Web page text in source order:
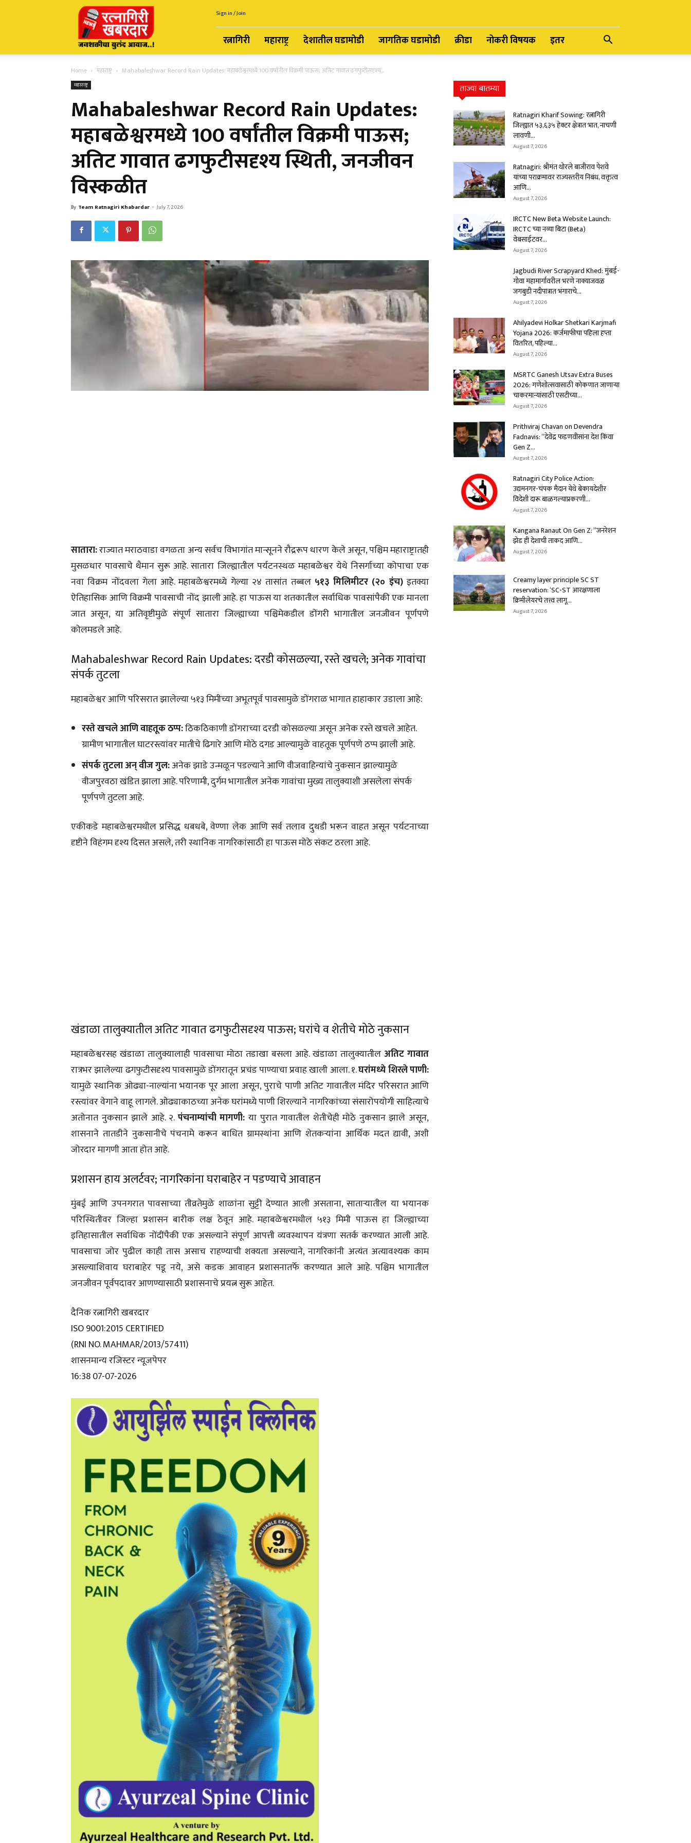
Ratnagiri
Khabardar
Sign in / Join
रत्नागिरी महाराष्ट्र देशातील घडामोडी जागतिक घडामोडी क्रीडा नोकरी विषयक इतर
Home महाराष्ट्र Mahabaleshwar Record Rain Updates: महाबळेश्वरमध्ये 100 वर्षांतील विक्रमी पाऊस; अतिट गावात ढगफुटीसदृश्य...
महाराष्ट्र
Mahabaleshwar Record Rain Updates:
महाबळेश्वरमध्ये 100 वर्षांतील विक्रमी पाऊस;
अतिट गावात ढगफुटीसदृश्य स्थिती, जनजीवन
विस्कळीत
By Team Ratnagiri Khabardar - July 7, 2026
सातारा:राज्यात मराठवाडा वगळता अन्य सर्वच विभागांत मान्सूनने रौद्ररूप धारण केले असून, पश्चिम महाराष्ट्रातही
मुसळधार पावसाचे थैमान सुरू आहे. सातारा जिल्ह्यातील पर्यटनस्थळ महाबळेश्वर येथे निसर्गाच्या कोपाचा एक
नवा विक्रम नोंदवला गेला आहे. महाबळेश्वरमध्ये गेल्या २४ तासांत तब्बल ५१३ मिलिमीटर (२० इंच)इतक्या
ऐतिहासिक आणि विक्रमी पावसाची नोंद झाली आहे. हा पाऊस या शतकातील सर्वाधिक पावसांपैकी एक मानला
जात असून, या अतिवृष्टीमुळे संपूर्ण सातारा जिल्ह्याच्या पश्चिमेकडील डोंगरी भागातील जनजीवन पूर्णपणे
कोलमडले आहे.
Mahabaleshwar Record Rain Updates: दरडी कोसळल्या, रस्ते खचले; अनेक गावांचा
संपर्क तुटला
महाबळेश्वर आणि परिसरात झालेल्या ५१३ मिमीच्या अभूतपूर्व पावसामुळे डोंगराळ भागात हाहाकार उडाला आहे:
रस्ते खचले आणि वाहतूक ठप्प:ठिकठिकाणी डोंगराच्या दरडी कोसळल्या असून अनेक रस्ते खचले आहेत.
ग्रामीण भागातील घाटरस्त्यांवर मातीचे ढिगारे आणि मोठे दगड आल्यामुळे वाहतूक पूर्णपणे ठप्प झाली आहे.
संपर्क तुटला अन् वीज गुल:अनेक झाडे उन्मळून पडल्याने आणि वीजवाहिन्यांचे नुकसान झाल्यामुळे
वीजपुरवठा खंडित झाला आहे. परिणामी, दुर्गम भागातील अनेक गावांचा मुख्य तालुक्याशी असलेला संपर्क
पूर्णपणे तुटला आहे.
एकीकडे महाबळेश्वरमधील प्रसिद्ध धबधबे, वेण्णा लेक आणि सर्व तलाव दुथडी भरून वाहत असून पर्यटनाच्या
दृष्टीने विहंगम दृश्य दिसत असले, तरी स्थानिक नागरिकांसाठी हा पाऊस मोठे संकट ठरला आहे.
खंडाळा तालुक्यातील अतिट गावात ढगफुटीसदृश्य पाऊस; घरांचे व शेतीचे मोठे नुकसान
महाबळेश्वरसह खंडाळा तालुक्यालाही पावसाचा मोठा तडाखा बसला आहे. खंडाळा तालुक्यातील अतिट गावात
रात्रभर झालेल्या ढगफुटीसदृश्य पावसामुळे डोंगरातून प्रचंड पाण्याचा प्रवाह खाली आला. १.घरांमध्ये शिरले पाणी:
यामुळे स्थानिक ओढ्या-नाल्यांना भयानक पूर आला असून, पुराचे पाणी अतिट गावातील मंदिर परिसरात आणि
रस्त्यांवर वेगाने वाहू लागले. ओढ्याकाठच्या अनेक घरांमध्ये पाणी शिरल्याने नागरिकांच्या संसारोपयोगी साहित्याचे
अतोनात नुकसान झाले आहे. २. पंचनाम्यांची मागणी: या पुरात गावातील शेतीचेही मोठे नुकसान झाले असून,
शासनाने तातडीने नुकसानीचे पंचनामे करून बाधित ग्रामस्थांना आणि शेतकऱ्यांना आर्थिक मदत द्यावी, अशी
जोरदार मागणी आता होत आहे.
प्रशासन हाय अलर्टवर; नागरिकांना घराबाहेर न पडण्याचे आवाहन
मुंबई आणि उपनगरात पावसाच्या तीव्रतेमुळे शाळांना सुट्टी देण्यात आली असताना, साताऱ्यातील या भयानक
परिस्थितीवर जिल्हा प्रशासन बारीक लक्ष ठेवून आहे. महाबळेश्वरमधील ५१३ मिमी पाऊस हा जिल्ह्याच्या
इतिहासातील सर्वाधिक नोंदींपैकी एक असल्याने संपूर्ण आपत्ती व्यवस्थापन यंत्रणा सतर्क करण्यात आली आहे.
पावसाचा जोर पुढील काही तास असाच राहण्याची शक्यता असल्याने, नागरिकांनी अत्यंत अत्यावश्यक काम
असल्याशिवाय घराबाहेर पडू नये, असे कडक आवाहन प्रशासनातर्फे करण्यात आले आहे. पश्चिम भागातील
जनजीवन पूर्वपदावर आणण्यासाठी प्रशासनाचे प्रयत्न सुरू आहेत.
दैनिक रत्नागिरी खबरदार
ISO 9001:2015 CERTIFIED
(RNI NO. MAHMAR/2013/57411)
शासनमान्य रजिस्टर न्यूजपेपर
16:38 07-07-2026
ताज्या बातम्या
Ratnagiri Kharif Sowing: रत्नागिरी
जिल्ह्यात ५३,६३५ हेक्टर क्षेत्रात भात, नाचणी
लावणी...
August 7, 2026
Ratnagiri: श्रीमंत थोरले बाजीराव पेशवे
यांच्या पराक्रमावर राज्यस्तरीय निबंध, वक्तृत्व
आणि...
August 7, 2026
IRCTC New Beta Website Launch:
IRCTC च्या नव्या बिटा (Beta)
वेबसाईटवर...
August 7, 2026
Jagbudi River Scrapyard Khed: मुंबई-
गोवा महामार्गावरील भरणे नाक्याजवळ
जगबुडी नदीपात्रात भंगाराचे...
August 7, 2026
Ahilyadevi Holkar Shetkari Karjmafi
Yojana 2026: कर्जमाफीचा पहिला हप्ता
वितरित, पहिल्या...
August 7, 2026
MSRTC Ganesh Utsav Extra Buses
2026: गणेशोत्सवासाठी कोकणात जाणाऱ्या
चाकरमान्यांसाठी एसटीच्या...
August 7, 2026
Prithviraj Chavan on Devendra
Fadnavis: “देवेंद्र फडणवीसांना देश किंवा
Gen Z...
August 7, 2026
Ratnagiri City Police Action:
उद्यमनगर-चंपक मैदान येथे बेकायदेशीर
विदेशी दारू बाळगल्याप्रकरणी...
August 7, 2026
Kangana Ranaut On Gen Z: “जनरेशन
झेड ही देशाची ताकद आणि...
August 7, 2026
Creamy layer principle SC ST
reservation: ‘SC-ST आरक्षणाला
क्रिमीलेयरचे तत्त्व लागू...
August 7, 2026